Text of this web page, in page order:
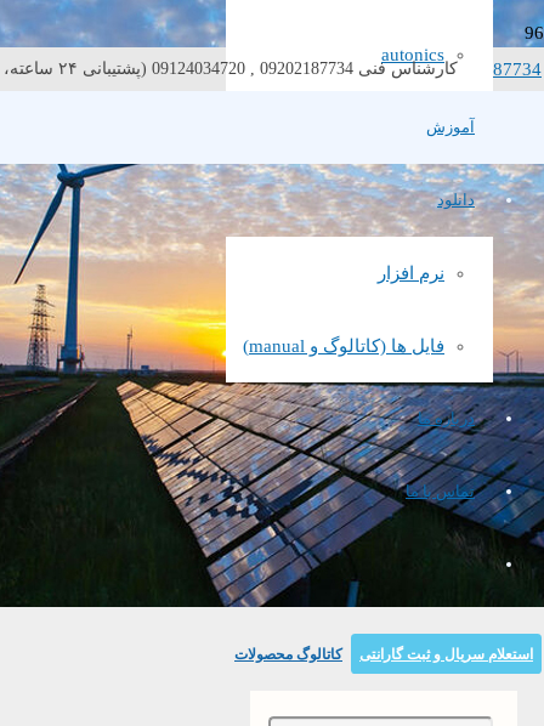
021-87734 کارشناس فنی 09202187734 , 09124034720 (پشتیبانی ۲۴ ساعته، ۷ روز هفته)
autonics
آموزش
دانلود
نرم افزار
فایل ها (کاتالوگ و manual)
درباره ما
تماس با ما
استعلام سریال و ثبت گارانتی کاتالوگ محصولات
خانه/
PLC /compact type / XGB Product list
XGB Product list
دسته: compact type,PLC
مشخصات فنی
مشخصات فنی